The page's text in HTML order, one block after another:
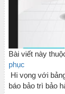
Bài viết này
phục
Hi vọng với
báo bảo trì bảo